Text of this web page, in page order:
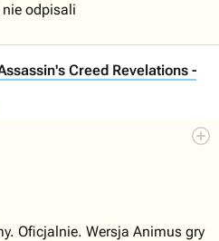
odpisali
Creed Revelations -
Oficjalnie. Wersja Animus gry